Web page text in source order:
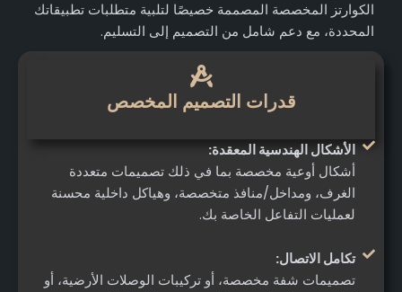
الكوارتز المخصصة المصممة خصيصًا لتلبية متطلبات تطبيقاتك
المحددة، مع دعم شامل من التصميم إلى التسليم.
قدرات التصميم المخصص
الأشكال الهندسية المعقدة:
أشكال أوعية مخصصة بما في ذلك تصميمات متعددة
الغرف، ومداخل/منافذ متخصصة، وهياكل داخلية محسنة
لعمليات التفاعل الخاصة بك.
تكامل الاتصال:
تصميمات شفة مخصصة، أو تركيبات الوصلات الأرضية، أو